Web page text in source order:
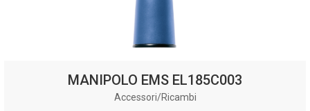
MANIPOLO EMS EL185C003
Accessori/Ricambi